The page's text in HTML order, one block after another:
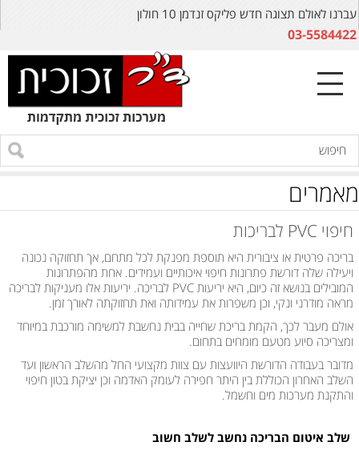
עברנו לאולם תצוגה חדש פליקס זנדמן 10 חולון
03-5584422
מאמרים
חיפוי PVC לבריכות
בריכה פרטית או ציבורית היא תוספת מפנקת לכל מתחם, אך תחזוקה נכונה
ויעילה שלה דורשת פתרונות חיפוי איכותיים ועמידים. אחת מהפתרונות
המובילים בנושא זה כיום, היא יריעות PVC לבריכה. יריעות אלו מעניקות לבריכה
מראה מודרני ונקי, וכן משפרות את עמידותה ואת תחזוקתה לאורך זמן.
אולם מעבר לכך, הקמת בריכת שחייה בבית נחשבת למשימה מורכבת במיוחד
ומצריכה סיוע מטעם מומחים בתחום.
מדובר בעבודה הדורשת היוועצות עם צוות מקצועי החל מהשלב הראשון ועד
השלב האחרון הכוללת בין היתר חפירה לעומק האדמה וכן יציקת בטון חיפוי
והתקנת מערכות מים וחשמל.
שלב איטום הבריכה נחשב לשלב חשוב